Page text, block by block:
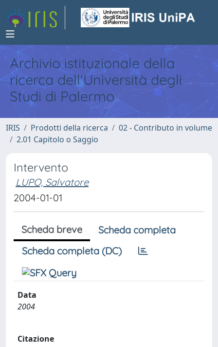
Archivio istituzionale della
ricerca dell'Università degli
Studi di Palermo
IRIS Prodotti della ricerca
02 - Contributo in volume
2.01 Capitolo o Saggio
Intervento
LUPO, Salvatore
2004-01-01
Scheda breve
Scheda completa
Scheda completa (DC)
Data
2004
Citazione